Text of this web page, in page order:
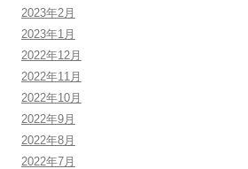
2023年2月
2023年1月
2022年12月
2022年11月
2022年10月
2022年9月
2022年8月
2022年7月